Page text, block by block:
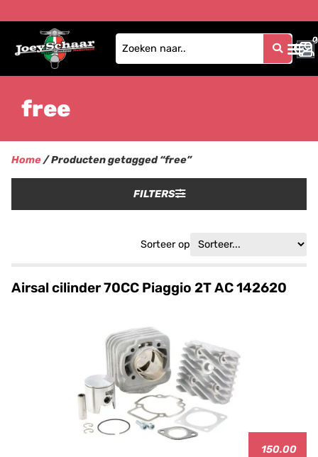
0
0
free
Home/ Producten getagged “free”
FILTERS
Sorteer op
Airsal cilinder 70CC Piaggio 2T AC 142620
150.00